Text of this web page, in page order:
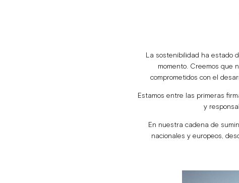
La sostenibilidad ha estado
momento. Creemos que
comprometidos con el
Estamos entre las primeras
y
En nuestra cadena de
nacionales y europeos,